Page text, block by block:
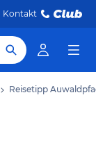
Kontakt
Reisetipp